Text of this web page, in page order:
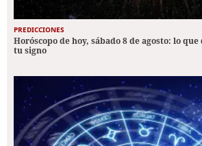
PREDICCIONES
Horóscopo de hoy, sábado 8 de agosto: lo
tu signo